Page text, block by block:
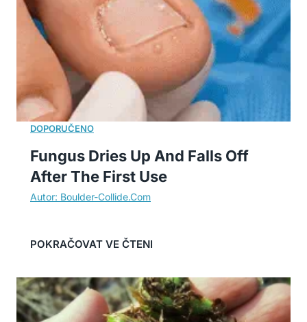
Fungus Dries Up And Falls Off
After The First Use